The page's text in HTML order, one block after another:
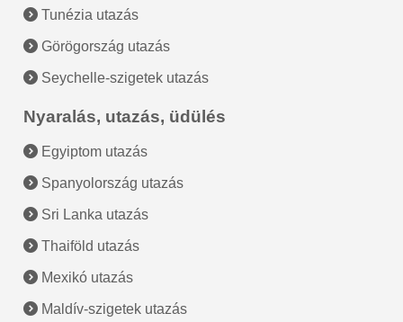
Tunézia utazás
Görögország utazás
Seychelle-szigetek utazás
Nyaralás, utazás, üdülés
Egyiptom utazás
Spanyolország utazás
Sri Lanka utazás
Thaiföld utazás
Mexikó utazás
Maldív-szigetek utazás